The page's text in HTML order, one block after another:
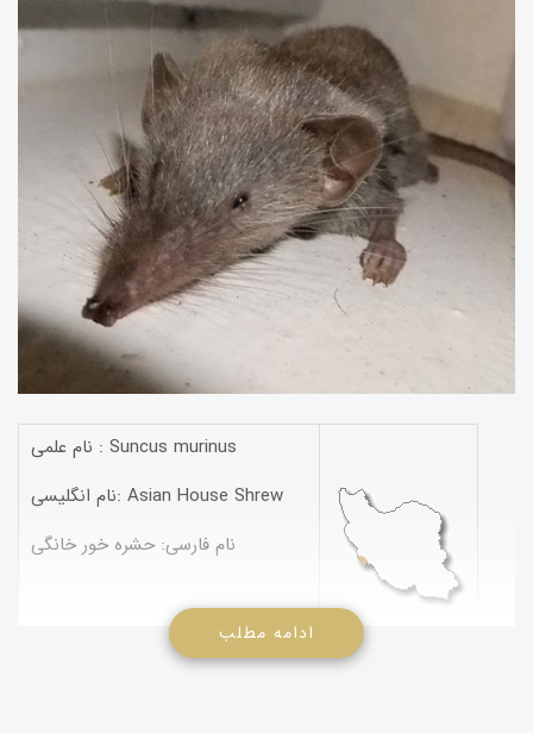
نام علمی : Suncus murinus
نام انگلیسی: Asian House Shrew
نام فارسی: حشره‌ خور خانگی
ادامه مطلب